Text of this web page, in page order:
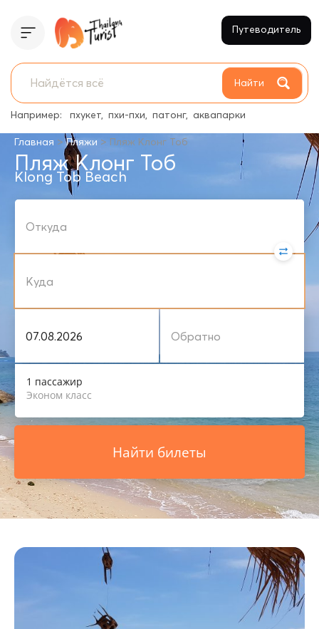
Найти
Например: пхукет пхи-пхи патонг аквапарки
Путеводитель
Главная >Пляжи > Пляж Клонг Тоб
Пляж Клонг Тоб
Klong Tob Beach
1 пассажир
Эконом класс
Найти билеты